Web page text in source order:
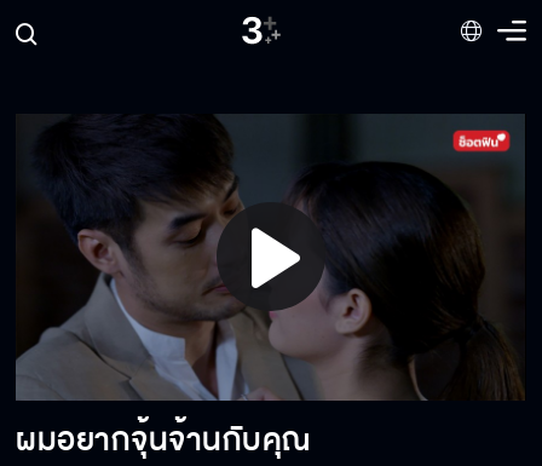
Play
Video
ผมอยากจุ้นจ้านกับคุณ
ช่วยรักฉันจะได้มั้ย
พ่อลูกได้เจอกันแล้ว
ศัตรูของฉันมันจะไม่ตายดี